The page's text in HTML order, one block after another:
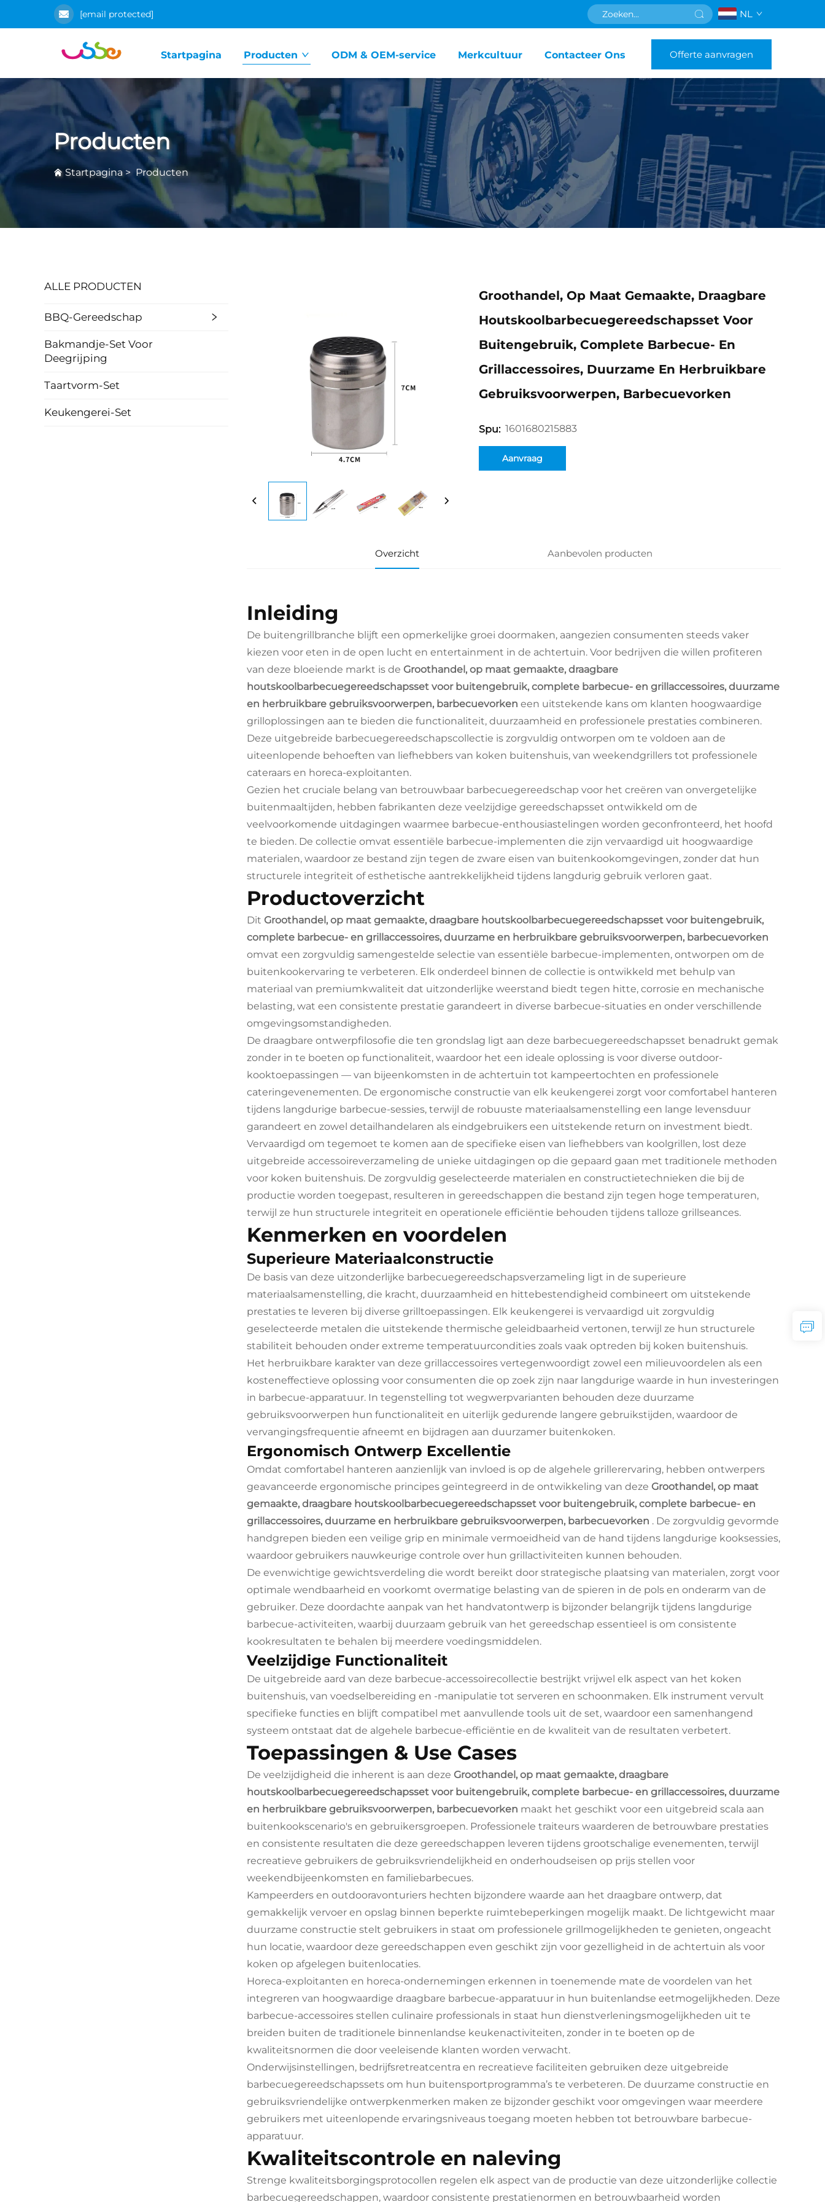
[email protected] NL
Startpagina Producten ODM & OEM-service Merkcultuur Contacteer Ons Offerte aanvragen
Producten
Startpagina > Producten
ALLE PRODUCTEN
BBQ-Gereedschap
Bakmandje-Set Voor
Deegrijping
Taartvorm-Set
Keukengerei-Set
Groothandel, Op Maat Gemaakte, Draagbare
Houtskoolbarbecuegereedschapsset Voor
Buitengebruik, Complete Barbecue- En
Grillaccessoires, Duurzame En Herbruikbare
Gebruiksvoorwerpen, Barbecuevorken
Spu: 1601680215883
Aanvraag
Overzicht Aanbevolen producten
Inleiding
De buitengrillbranche blijft een opmerkelijke groei doormaken, aangezien consumenten steeds vaker
kiezen voor eten in de open lucht en entertainment in de achtertuin. Voor bedrijven die willen profiteren
van deze bloeiende markt is de Groothandel, op maat gemaakte, draagbare
houtskoolbarbecuegereedschapsset voor buitengebruik, complete barbecue- en grillaccessoires, duurzame
en herbruikbare gebruiksvoorwerpen, barbecuevorken een uitstekende kans om klanten hoogwaardige
grilloplossingen aan te bieden die functionaliteit, duurzaamheid en professionele prestaties combineren.
Deze uitgebreide barbecuegereedschapscollectie is zorgvuldig ontworpen om te voldoen aan de
uiteenlopende behoeften van liefhebbers van koken buitenshuis, van weekendgrillers tot professionele
cateraars en horeca-exploitanten.
Gezien het cruciale belang van betrouwbaar barbecuegereedschap voor het creëren van onvergetelijke
buitenmaaltijden, hebben fabrikanten deze veelzijdige gereedschapsset ontwikkeld om de
veelvoorkomende uitdagingen waarmee barbecue-enthousiastelingen worden geconfronteerd, het hoofd
te bieden. De collectie omvat essentiële barbecue-implementen die zijn vervaardigd uit hoogwaardige
materialen, waardoor ze bestand zijn tegen de zware eisen van buitenkookomgevingen, zonder dat hun
structurele integriteit of esthetische aantrekkelijkheid tijdens langdurig gebruik verloren gaat.
Productoverzicht
Dit Groothandel, op maat gemaakte, draagbare houtskoolbarbecuegereedschapsset voor buitengebruik,
complete barbecue- en grillaccessoires, duurzame en herbruikbare gebruiksvoorwerpen, barbecuevorken
omvat een zorgvuldig samengestelde selectie van essentiële barbecue-implementen, ontworpen om de
buitenkookervaring te verbeteren. Elk onderdeel binnen de collectie is ontwikkeld met behulp van
materiaal van premiumkwaliteit dat uitzonderlijke weerstand biedt tegen hitte, corrosie en mechanische
belasting, wat een consistente prestatie garandeert in diverse barbecue-situaties en onder verschillende
omgevingsomstandigheden.
De draagbare ontwerpfilosofie die ten grondslag ligt aan deze barbecuegereedschapsset benadrukt gemak
zonder in te boeten op functionaliteit, waardoor het een ideale oplossing is voor diverse outdoor-
kooktoepassingen — van bijeenkomsten in de achtertuin tot kampeertochten en professionele
cateringevenementen. De ergonomische constructie van elk keukengerei zorgt voor comfortabel hanteren
tijdens langdurige barbecue-sessies, terwijl de robuuste materiaalsamenstelling een lange levensduur
garandeert en zowel detailhandelaren als eindgebruikers een uitstekende return on investment biedt.
Vervaardigd om tegemoet te komen aan de specifieke eisen van liefhebbers van koolgrillen, lost deze
uitgebreide accessoireverzameling de unieke uitdagingen op die gepaard gaan met traditionele methoden
voor koken buitenshuis. De zorgvuldig geselecteerde materialen en constructietechnieken die bij de
productie worden toegepast, resulteren in gereedschappen die bestand zijn tegen hoge temperaturen,
terwijl ze hun structurele integriteit en operationele efficiëntie behouden tijdens talloze grillseances.
Kenmerken en voordelen
Superieure Materiaalconstructie
De basis van deze uitzonderlijke barbecuegereedschapsverzameling ligt in de superieure
materiaalsamenstelling, die kracht, duurzaamheid en hittebestendigheid combineert om uitstekende
prestaties te leveren bij diverse grilltoepassingen. Elk keukengerei is vervaardigd uit zorgvuldig
geselecteerde metalen die uitstekende thermische geleidbaarheid vertonen, terwijl ze hun structurele
stabiliteit behouden onder extreme temperatuurcondities zoals vaak optreden bij koken buitenshuis.
Het herbruikbare karakter van deze grillaccessoires vertegenwoordigt zowel een milieuvoordelen als een
kosteneffectieve oplossing voor consumenten die op zoek zijn naar langdurige waarde in hun investeringen
in barbecue-apparatuur. In tegenstelling tot wegwerpvarianten behouden deze duurzame
gebruiksvoorwerpen hun functionaliteit en uiterlijk gedurende langere gebruikstijden, waardoor de
vervangingsfrequentie afneemt en bijdragen aan duurzamer buitenkoken.
Ergonomisch Ontwerp Excellentie
Omdat comfortabel hanteren aanzienlijk van invloed is op de algehele grillerervaring, hebben ontwerpers
geavanceerde ergonomische principes geïntegreerd in de ontwikkeling van deze Groothandel, op maat
gemaakte, draagbare houtskoolbarbecuegereedschapsset voor buitengebruik, complete barbecue- en
grillaccessoires, duurzame en herbruikbare gebruiksvoorwerpen, barbecuevorken . De zorgvuldig gevormde
handgrepen bieden een veilige grip en minimale vermoeidheid van de hand tijdens langdurige kooksessies,
waardoor gebruikers nauwkeurige controle over hun grillactiviteiten kunnen behouden.
De evenwichtige gewichtsverdeling die wordt bereikt door strategische plaatsing van materialen, zorgt voor
optimale wendbaarheid en voorkomt overmatige belasting van de spieren in de pols en onderarm van de
gebruiker. Deze doordachte aanpak van het handvatontwerp is bijzonder belangrijk tijdens langdurige
barbecue-activiteiten, waarbij duurzaam gebruik van het gereedschap essentieel is om consistente
kookresultaten te behalen bij meerdere voedingsmiddelen.
Veelzijdige Functionaliteit
De uitgebreide aard van deze barbecue-accessoirecollectie bestrijkt vrijwel elk aspect van het koken
buitenshuis, van voedselbereiding en -manipulatie tot serveren en schoonmaken. Elk instrument vervult
specifieke functies en blijft compatibel met aanvullende tools uit de set, waardoor een samenhangend
systeem ontstaat dat de algehele barbecue-efficiëntie en de kwaliteit van de resultaten verbetert.
Toepassingen & Use Cases
De veelzijdigheid die inherent is aan deze Groothandel, op maat gemaakte, draagbare
houtskoolbarbecuegereedschapsset voor buitengebruik, complete barbecue- en grillaccessoires, duurzame
en herbruikbare gebruiksvoorwerpen, barbecuevorken maakt het geschikt voor een uitgebreid scala aan
buitenkookscenario's en gebruikersgroepen. Professionele traiteurs waarderen de betrouwbare prestaties
en consistente resultaten die deze gereedschappen leveren tijdens grootschalige evenementen, terwijl
recreatieve gebruikers de gebruiksvriendelijkheid en onderhoudseisen op prijs stellen voor
weekendbijeenkomsten en familiebarbecues.
Kampeerders en outdooravonturiers hechten bijzondere waarde aan het draagbare ontwerp, dat
gemakkelijk vervoer en opslag binnen beperkte ruimtebeperkingen mogelijk maakt. De lichtgewicht maar
duurzame constructie stelt gebruikers in staat om professionele grillmogelijkheden te genieten, ongeacht
hun locatie, waardoor deze gereedschappen even geschikt zijn voor gezelligheid in de achtertuin als voor
koken op afgelegen buitenlocaties.
Horeca-exploitanten en horeca-ondernemingen erkennen in toenemende mate de voordelen van het
integreren van hoogwaardige draagbare barbecue-apparatuur in hun buitenlandse eetmogelijkheden. Deze
barbecue-accessoires stellen culinaire professionals in staat hun dienstverleningsmogelijkheden uit te
breiden buiten de traditionele binnenlandse keukenactiviteiten, zonder in te boeten op de
kwaliteitsnormen die door veeleisende klanten worden verwacht.
Onderwijsinstellingen, bedrijfsretreatcentra en recreatieve faciliteiten gebruiken deze uitgebreide
barbecuegereedschapssets om hun buitensportprogramma’s te verbeteren. De duurzame constructie en
gebruiksvriendelijke ontwerpkenmerken maken ze bijzonder geschikt voor omgevingen waar meerdere
gebruikers met uiteenlopende ervaringsniveaus toegang moeten hebben tot betrouwbare barbecue-
apparatuur.
Kwaliteitscontrole en naleving
Strenge kwaliteitsborgingsprotocollen regelen elk aspect van de productie van deze uitzonderlijke collectie
barbecuegereedschappen, waardoor consistente prestatienormen en betrouwbaarheid worden